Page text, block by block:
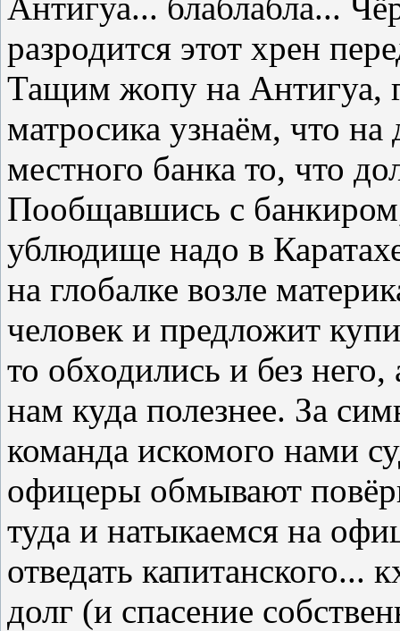
разродится этот хрен
Тащим жопу на Антигуа,
матросика узнаём, что на
местного банка то, что
Пообщавшись с
ублюдище надо в
на глобалке возле
человек и предложит
то обходились и без
нам куда полезнее. За
команда искомого нами
офицеры обмывают
туда и натыкаемся на
отведать
долг (и спасение